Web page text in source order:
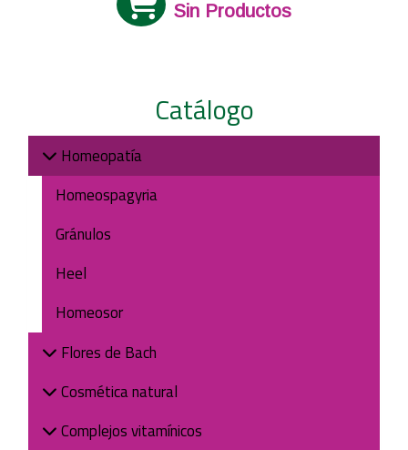
Sin Productos
Catálogo
Homeopatía
Homeospagyria
Gránulos
Heel
Homeosor
Flores de Bach
Cosmética natural
Complejos vitamínicos